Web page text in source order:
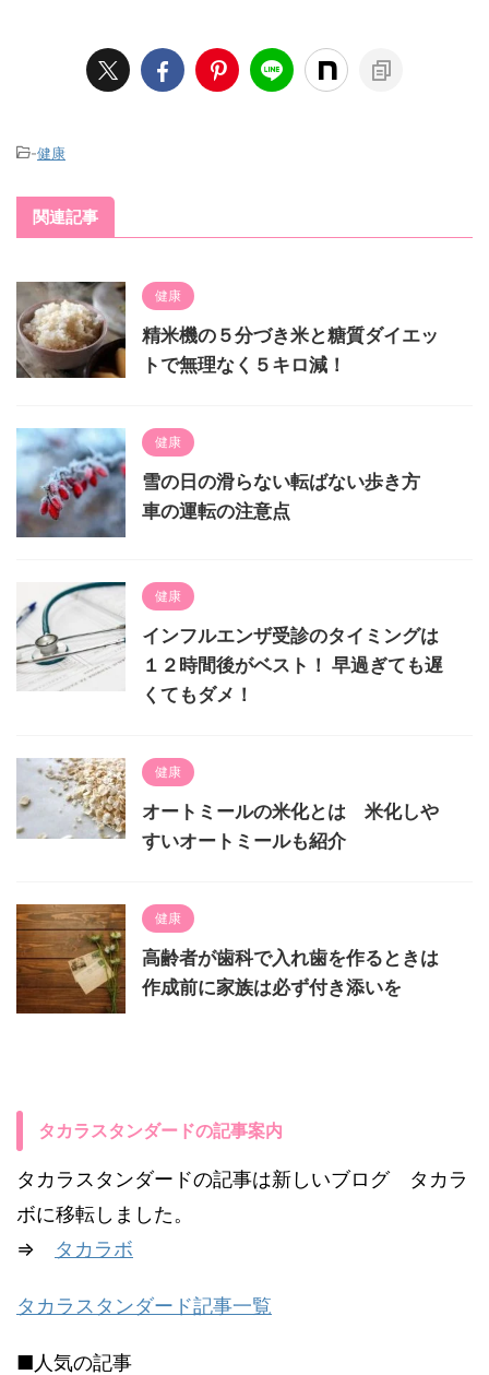
-健康
関連記事
健康
精米機の５分づき米と糖質ダイエッ
トで無理なく５キロ減！
健康
雪の日の滑らない転ばない歩き方
車の運転の注意点
健康
インフルエンザ受診のタイミングは
１２時間後がベスト！ 早過ぎても遅
くてもダメ！
健康
オートミールの米化とは 米化しや
すいオートミールも紹介
健康
高齢者が歯科で入れ歯を作るときは
作成前に家族は必ず付き添いを
タカラスタンダードの記事案内
タカラスタンダードの記事は新しいブログ タカラ
ボに移転しました。
⇒ タカラボ
タカラスタンダード記事一覧
■人気の記事